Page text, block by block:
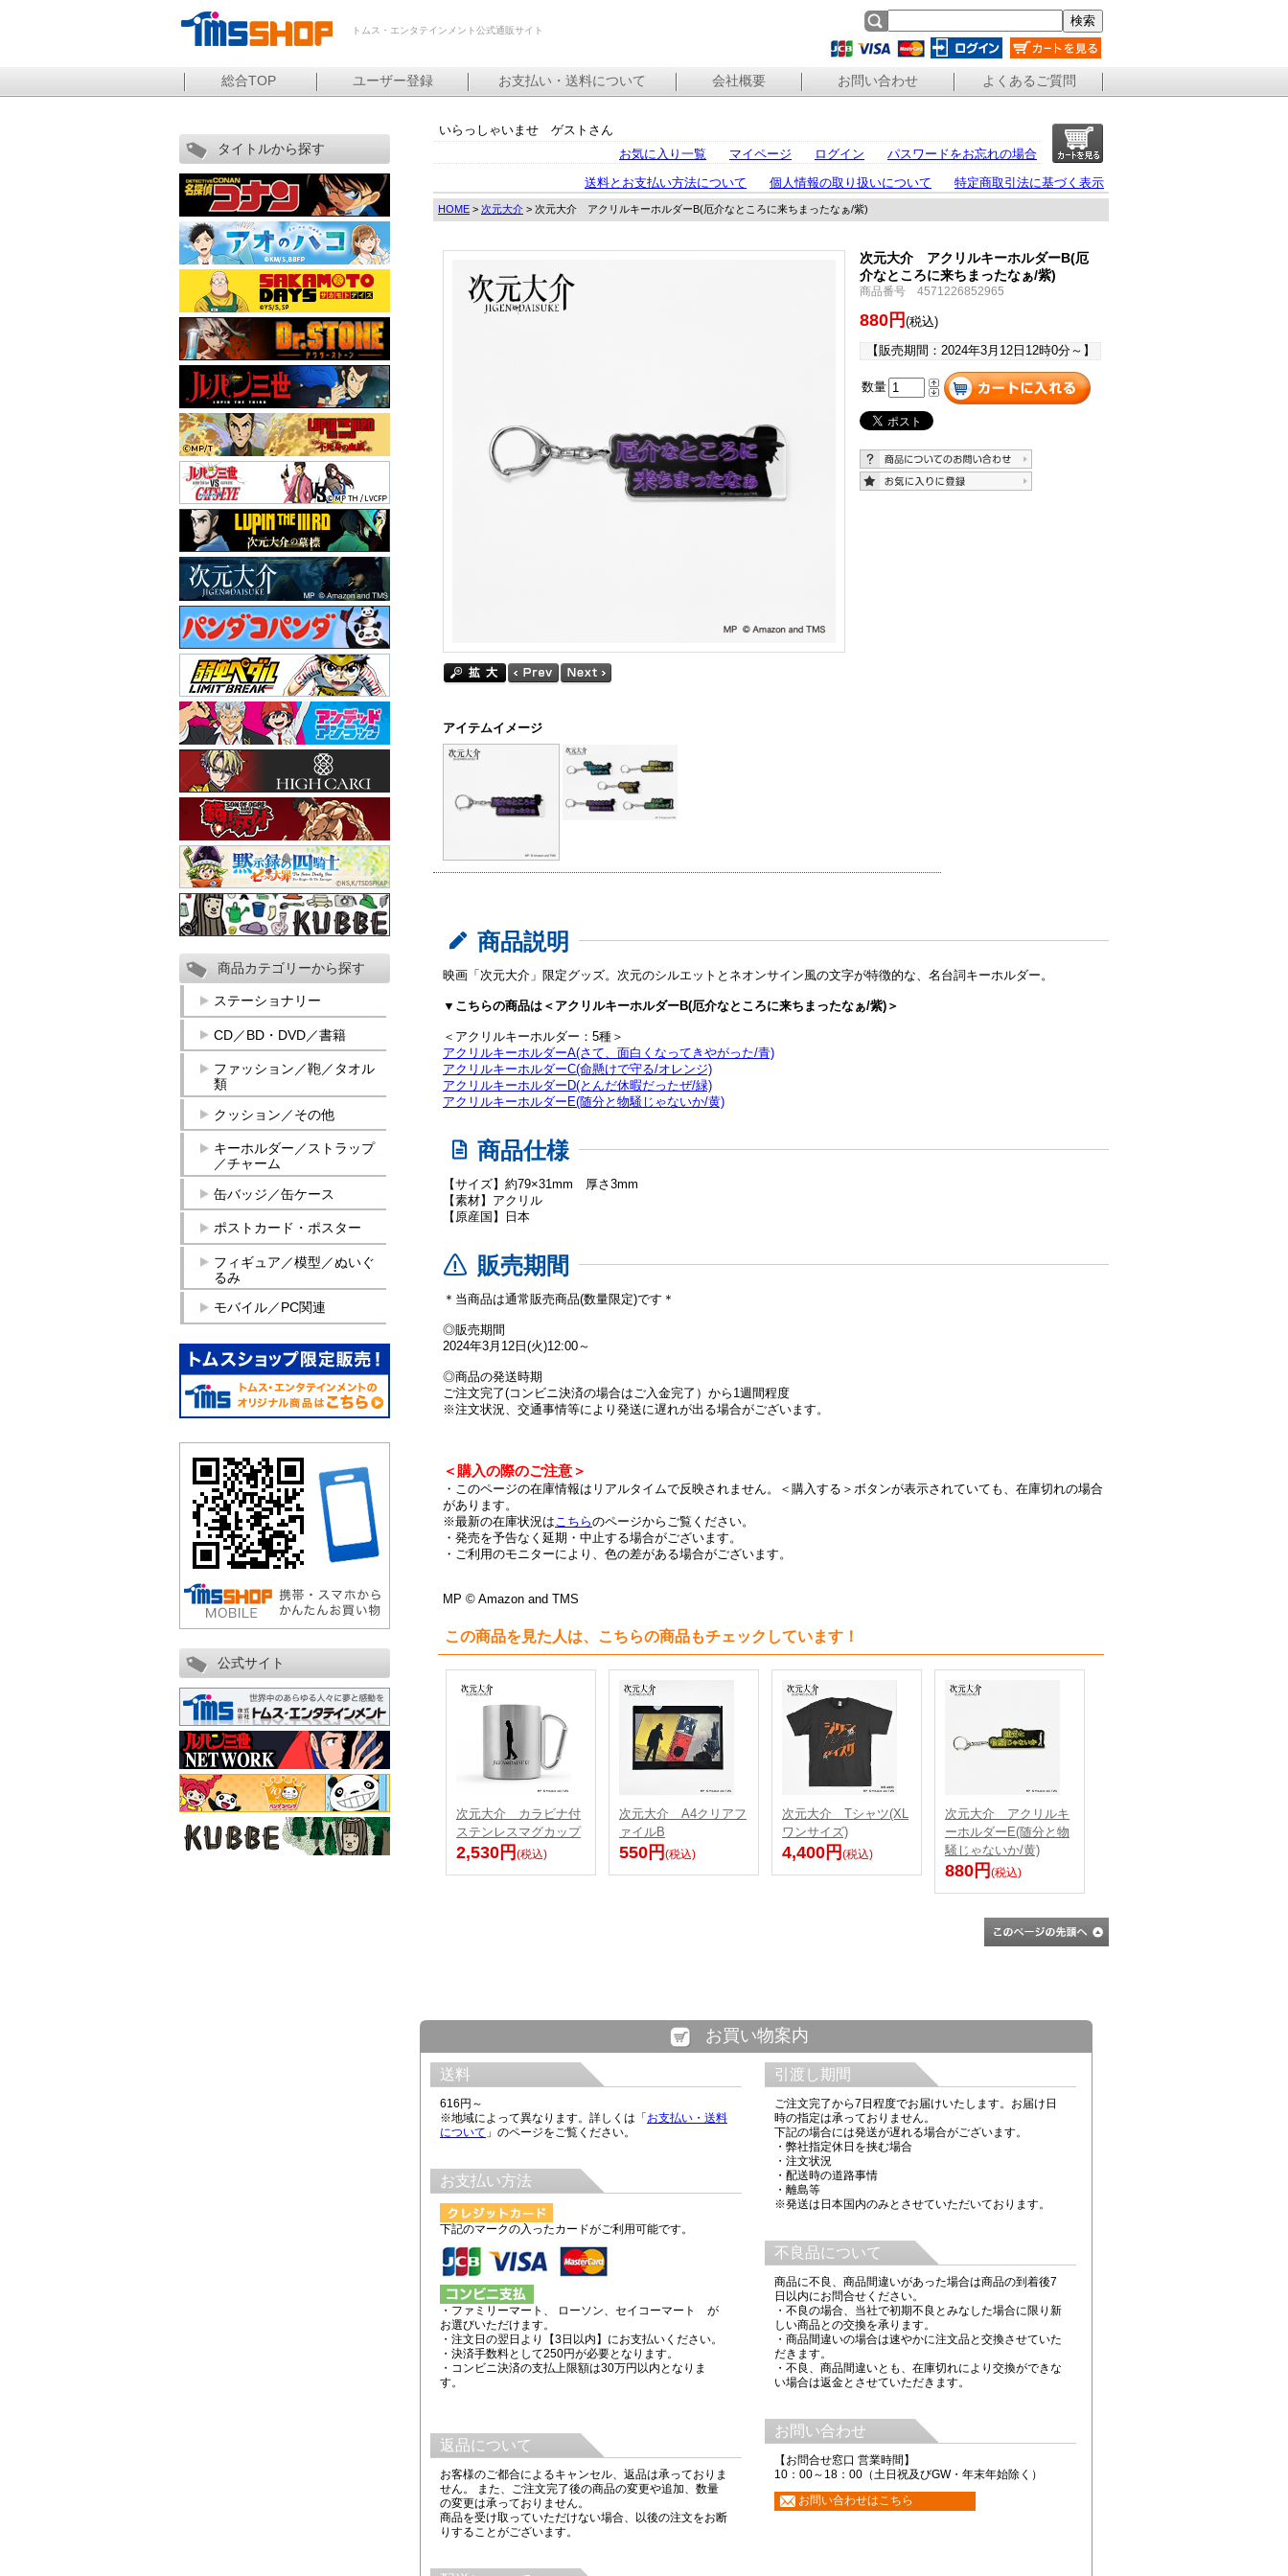
トムス・エンタテインメント公式通販サイト
総合TOP ユーザー登録 お支払い・送料について 会社概要 お問い合わせ よくあるご質問
タイトルから探す
商品カテゴリーから探す
ステーショナリー
CD／BD・DVD／書籍
ファッション／鞄／タオル
類
クッション／その他
キーホルダー／ストラップ
／チャーム
缶バッジ／缶ケース
ポストカード・ポスター
フィギュア／模型／ぬいぐ
るみ
モバイル／PC関連
公式サイト
いらっしゃいませ ゲストさん
お気に入り一覧
マイページ ログイン
パスワードをお忘れの場合
送料とお支払い方法について
個人情報の取り扱いについて 特定商取引法に基づく表示
HOME > 次元大介 > 次元大介 アクリルキーホルダーB(厄介なところに来ちまったなぁ/紫)
次元大介 アクリルキーホルダーB(厄
介なところに来ちまったなぁ/紫)
商品番号 4571226852965
880円 (税込)
【販売期間： 2024年3月12日12時0分～】
数量
アイテムイメージ
商品説明
映画「次元大介」限定グッズ。次元のシルエットとネオンサイン風の文字が特徴的な、名台詞キーホルダー。
▼こちらの商品は＜アクリルキーホルダーB(厄介なところに来ちまったなぁ/紫)＞
＜アクリルキーホルダー：5種＞
アクリルキーホルダーA(さて、面白くなってきやがった/青)
アクリルキーホルダーC(命懸けで守る/オレンジ)
アクリルキーホルダーD(とんだ休暇だったぜ/緑)
アクリルキーホルダーE(随分と物騒じゃないか/黄)
商品仕様
【サイズ】約79×31mm 厚さ3mm
【素材】アクリル
【原産国】日本
販売期間
＊当商品は通常販売商品(数量限定)です＊
◎販売期間
2024年3月12日(火)12:00～
◎商品の発送時期
ご注文完了(コンビニ決済の場合はご入金完了）から1週間程度
※注文状況、交通事情等により発送に遅れが出る場合がございます。
＜購入の際のご注意＞
・このページの在庫情報はリアルタイムで反映されません。＜購入する＞ボタンが表示されていても、在庫切れの場合
があります。
※最新の在庫状況は こちらのページからご覧ください。
・発売を予告なく延期・中止する場合がございます。
・ご利用のモニターにより、色の差がある場合がございます。
MP © Amazon and TMS
この商品を見た人は、こちらの商品もチェックしています！
次元大介 カラビナ付
ステンレスマグカップ
2,530円 (税込)
次元大介 A4クリアフ
ァイルB
550円 (税込)
次元大介 Tシャツ(XL
ワンサイズ)
4,400円 (税込)
次元大介 アクリルキ
ーホルダーE(随分と物
騒じゃないか/黄)
880円 (税込)